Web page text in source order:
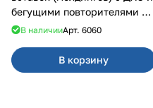
бегущими повторителями на
Веста
В наличииАрт. 6060
В корзину